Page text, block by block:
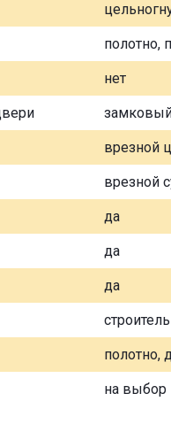
полотно,
нет
замковый
врезной
врезной
да
да
да
полотно,
на выбор